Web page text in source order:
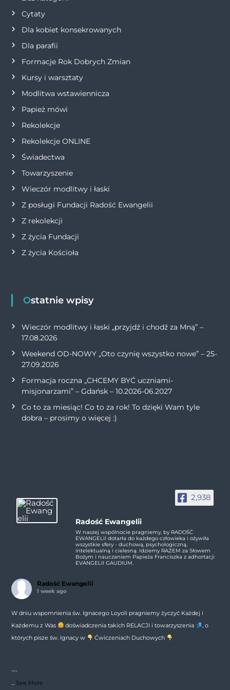
j
a
w
p
i
s
u
Cytaty
Dla kobiet konsekrowanych
Dla parafii
Formacje Rok Dobrych Zmian
Kursy i warsztaty
Modlitwa wstawiennicza
Papież mówi
Rekolekcje
Rekolekcje ONLINE
Świadectwa
Towarzyszenie
Wieczór modlitwy i łaski
Z posługi Fundacji Radość Ewangelii
Z rekolekcji
Z życia Fundacji
Z życia Kościoła
Ostatnie wpisy
Wieczór modlitwy i łaski „przyjdź i chodź za Mną” –
17.08.2026
Weekend OD-NOWY „Oto czynię wszystko nowe” – 25-
27.09.2026
Formacja roczna „CHCEMY BYĆ uczniami-
misjonarzami” – Gdańsk – 10.2026-06.2027
Co to za miesiąc! Co to za rok! To dzięki Wam tyle
dobra – prosimy o więcej :)
2,938
Radość Ewangelii
W naszej wspólnocie pragniemy, by RADOŚĆ
EWANGELII dotarła do każdego człowieka i ożywiła
wszystkie sfery - duchową, psychologiczną,
intelektualną i cielesną. Idziemy RAZEM za Słowem
Bożym i nauczaniem Papieża Franciszka z adhortacji
EVANGELII GAUDIUM.
Radość Ewangelii
1 week ago
W dniu wspomnienia św. Ignacego Loyoli pragniemy życzyć Każdej i
Każdemu z Was
doświadczenia takich RELACJI i towarzyszenia
, o
których pisze św. Ignacy w
Ćwiczeniach Duchowych
---
See More